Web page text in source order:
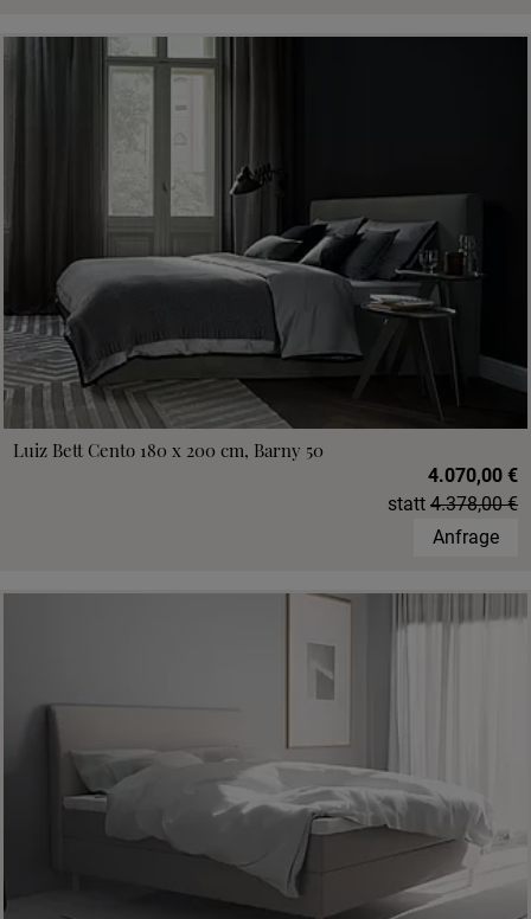
Luiz Bett Cento 180 x 200 cm, Barny 50
4.070,00 €
statt 4.378,00 €
Anfrage